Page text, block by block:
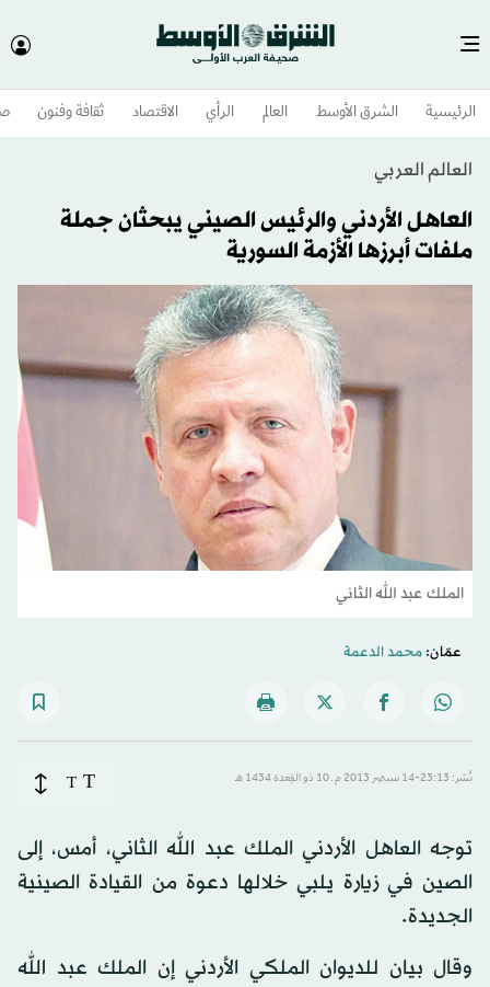
الرئيسية الشرق الأوسط​ العالم الرأي الاقتصاد ثقافة وفنون
العالم العربي
العاهل الأردني والرئيس الصيني يبحثان جملة
ملفات أبرزها الأزمة السورية
الملك عبد الله الثاني
عمّان:محمد الدعمة
نُشر: 23:13-14 سبتمبر 2013 م ـ 10 ذو القِعدة 1434 هـ T
T
توجه العاهل الأردني الملك عبد الله الثاني، أمس، إلى
الصين في زيارة يلبي خلالها دعوة من القيادة الصينية
الجديدة.
وقال بيان للديوان الملكي الأردني إن الملك عبد الله